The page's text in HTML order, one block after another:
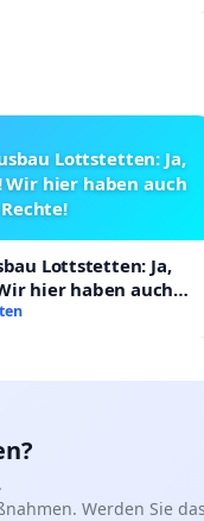
Lottstetten: Ja,
Wir hier haben auch
Rechte!
Lottstetten: Ja,
hier haben auch
Werden Sie